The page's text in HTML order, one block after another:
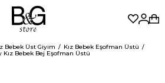
Bebek Üst Giyim
Kız Bebek Eşofman Üstü
Kız Bebek Bej Eşofman Üstü